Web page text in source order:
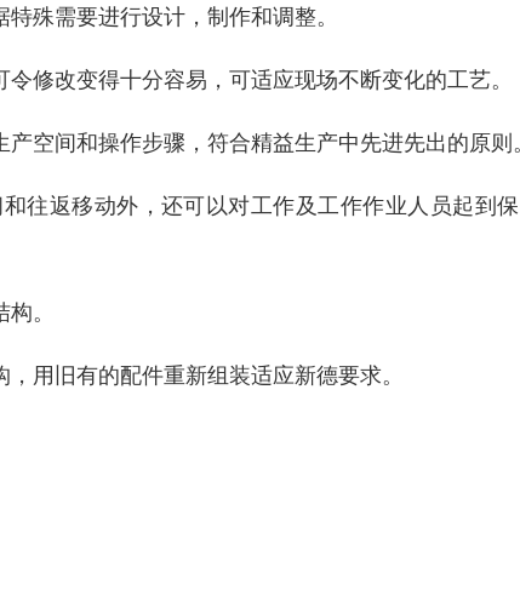
殊需要进行设计，制作和调整。
修改变得十分容易，可适应现场不断变化的工艺。
空间和操作步骤，符合精益生产中先进先出的原则
往返移动外，还可以对工作及工作作业人员起到
。
用旧有的配件重新组装适应新德要求。